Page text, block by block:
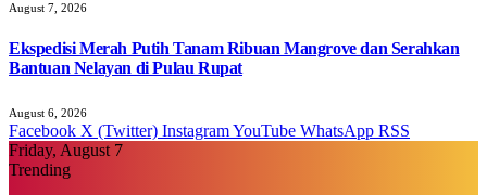
August 7, 2026
Ekspedisi Merah Putih Tanam Ribuan Mangrove dan Serahkan
Bantuan Nelayan di Pulau Rupat
August 6, 2026
Facebook X (Twitter) InstagramYouTube WhatsApp RSS
Friday, August 7
Trending